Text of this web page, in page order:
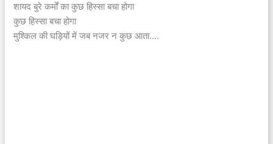
शायद बुरे कर्मों का कुछ हिस्सा बचा होगा
कुछ हिस्सा बचा होगा
मुश्किल की घड़ियों में जब नजर न कुछ आता….